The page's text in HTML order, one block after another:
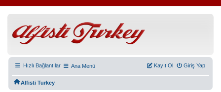
Hızlı Bağlantılar Ana Menü Giriş Yap
Kayıt Ol
Alfisti Turkey